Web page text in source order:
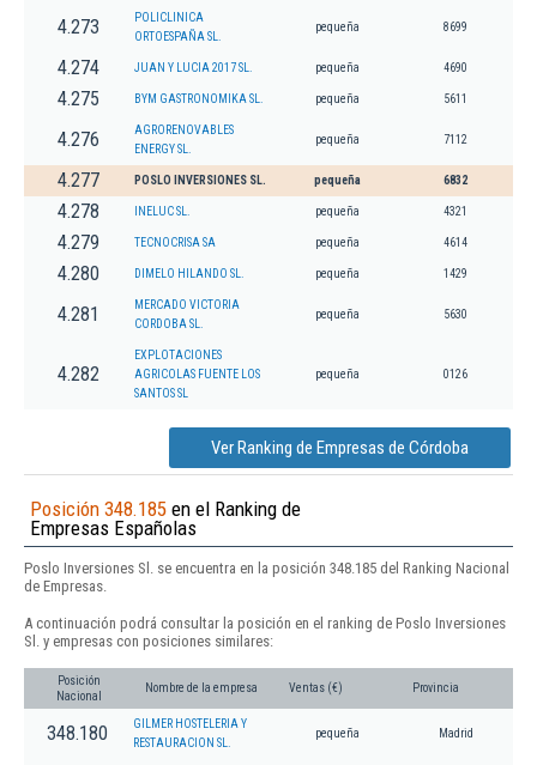
4.273
POLICLINICA
ORTOESPAÑA SL.
pequeña 8699
4.274 JUAN Y LUCIA 2017 SL. pequeña 4690
4.275 BYM GASTRONOMIKA SL. pequeña 5611
4.276
AGRORENOVABLES
ENERGY SL.
pequeña 7112
4.277 POSLO INVERSIONES SL. pequeña 6832
4.278 INELUC SL. pequeña 4321
4.279 TECNOCRISA SA pequeña 4614
4.280 DIMELO HILANDO SL. pequeña 1429
4.281
MERCADO VICTORIA
CORDOBA SL.
pequeña 5630
4.282
EXPLOTACIONES
AGRICOLAS FUENTE LOS
SANTOS SL
pequeña 0126
Ver Ranking de Empresas de Córdoba
Posición 348.185 en el Ranking de
Empresas Españolas
Poslo Inversiones Sl. se encuentra en la posición 348.185 del Ranking Nacional
de Empresas.
A continuación podrá consultar la posición en el ranking de Poslo Inversiones
Sl. y empresas con posiciones similares:
Posición
Nacional
Nombre de la empresa Ventas (€) Provincia
348.180
GILMER HOSTELERIA Y
RESTAURACION SL.
pequeña Madrid